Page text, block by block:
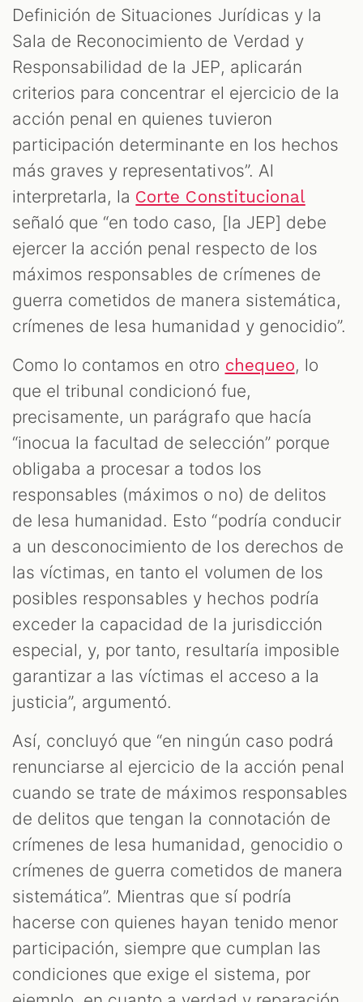
Definición de Situaciones Jurídicas y la
Sala de Reconocimiento de Verdad y
Responsabilidad de la JEP, aplicarán
criterios para concentrar el ejercicio de la
acción penal en quienes tuvieron
participación determinante en los hechos
más graves y representativos”. Al
interpretarla, la Corte Constitucional
señaló que “en todo caso, [la JEP] debe
ejercer la acción penal respecto de los
máximos responsables de crímenes de
guerra cometidos de manera sistemática,
crímenes de lesa humanidad y genocidio”.
Como lo contamos en otro chequeo, lo
que el tribunal condicionó fue,
precisamente, un parágrafo que hacía
“inocua la facultad de selección” porque
obligaba a procesar a todos los
responsables (máximos o no) de delitos
de lesa humanidad. Esto “podría conducir
a un desconocimiento de los derechos de
las víctimas, en tanto el volumen de los
posibles responsables y hechos podría
exceder la capacidad de la jurisdicción
especial, y, por tanto, resultaría imposible
garantizar a las víctimas el acceso a la
justicia”, argumentó.
Así, concluyó que “en ningún caso podrá
renunciarse al ejercicio de la acción penal
cuando se trate de máximos responsables
de delitos que tengan la connotación de
crímenes de lesa humanidad, genocidio o
crímenes de guerra cometidos de manera
sistemática”. Mientras que sí podría
hacerse con quienes hayan tenido menor
participación, siempre que cumplan las
condiciones que exige el sistema, por